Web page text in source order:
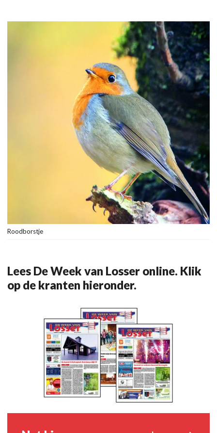
Roodborstje
Lees De Week van Losser online. Klik
op de kranten hieronder.